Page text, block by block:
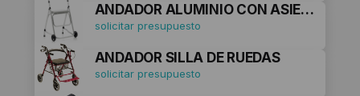
ANDADOR ALUMINIO CON ASIENTO Y RUEDAS
solicitar presupuesto
ANDADOR SILLA DE RUEDAS
solicitar presupuesto